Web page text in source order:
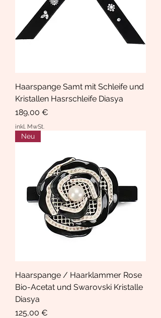
Haarspange Samt mit Schleife und
Kristallen Hasrschleife Diasya
Preis
189,00 €
inkl. MwSt.
Neu
Haarspange / Haarklammer Rose
Bio-Acetat und Swarovski Kristalle
Diasya
Preis
125,00 €